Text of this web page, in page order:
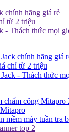
chính hãng giá
chỉ từ 2 triệu
- Thách thức
chấm công Mitapro
mềm máy tuần tra